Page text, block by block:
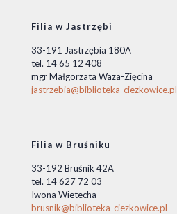
Filia w Jastrzębi
33-191 Jastrzębia 180A
tel. 14 65 12 408
mgr Małgorzata Waza-Zięcina
jastrzebia@biblioteka-ciezkowice.pl
Filia w Bruśniku
33-192 Bruśnik 42A
tel. 14 627 72 03
Iwona Wietecha
brusnik@biblioteka-ciezkowice.pl